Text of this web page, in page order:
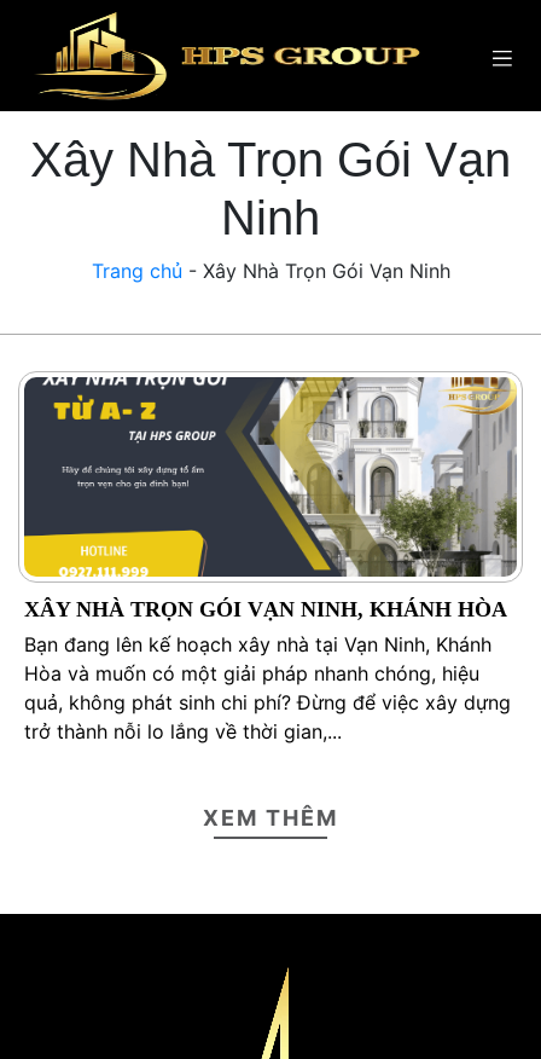
Xây Nhà Trọn Gói Vạn
Ninh
Trang chủ - Xây Nhà Trọn Gói Vạn Ninh
XÂY NHÀ TRỌN GÓI VẠN NINH, KHÁNH HÒA
Bạn đang lên kế hoạch xây nhà tại Vạn Ninh, Khánh
Hòa và muốn có một giải pháp nhanh chóng, hiệu
quả, không phát sinh chi phí? Đừng để việc xây dựng
trở thành nỗi lo lắng về thời gian,...
XEM THÊM